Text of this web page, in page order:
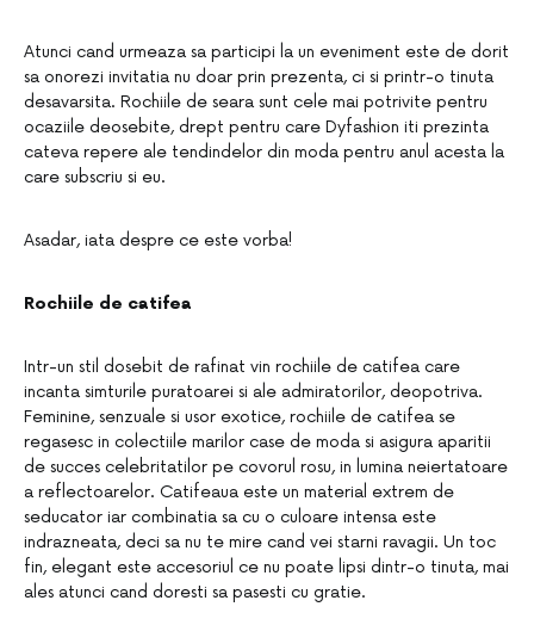
Atunci cand urmeaza sa participi la un eveniment este de dorit
sa onorezi invitatia nu doar prin prezenta, ci si printr-o tinuta
desavarsita. Rochiile de seara sunt cele mai potrivite pentru
ocaziile deosebite, drept pentru care Dyfashion iti prezinta
cateva repere ale tendindelor din moda pentru anul acesta la
care subscriu si eu.
Asadar, iata despre ce este vorba!
Rochiile de catifea
Intr-un stil dosebit de rafinat vin rochiile de catifea care
incanta simturile puratoarei si ale admiratorilor, deopotriva.
Feminine, senzuale si usor exotice, rochiile de catifea se
regasesc in colectiile marilor case de moda si asigura aparitii
de succes celebritatilor pe covorul rosu, in lumina neiertatoare
a reflectoarelor. Catifeaua este un material extrem de
seducator iar combinatia sa cu o culoare intensa este
indrazneata, deci sa nu te mire cand vei starni ravagii. Un toc
fin, elegant este accesoriul ce nu poate lipsi dintr-o tinuta, mai
ales atunci cand doresti sa pasesti cu gratie.